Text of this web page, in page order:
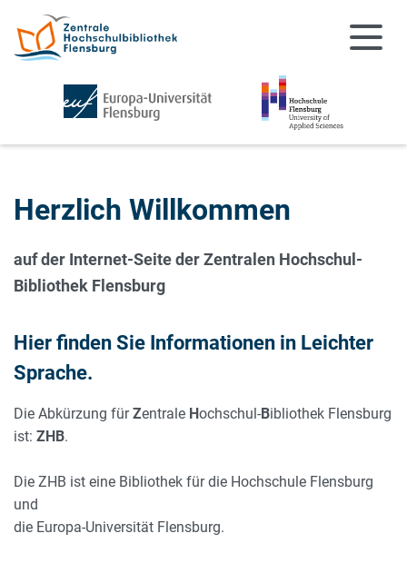
Herzlich Willkommen
auf der Internet-Seite der Zentralen Hochschul-
Bibliothek Flensburg
Hier finden Sie Informationen in Leichter
Sprache.
Die Abkürzung fürZentrale Hochschul-Bibliothek Flensburg
ist: ZHB.
Die ZHB ist eine Bibliothek für die Hochschule Flensburg
und
die Europa-Universität Flensburg.